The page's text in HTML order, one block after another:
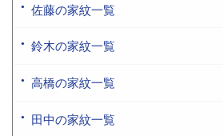
佐藤の家紋一覧
鈴木の家紋一覧
高橋の家紋一覧
田中の家紋一覧